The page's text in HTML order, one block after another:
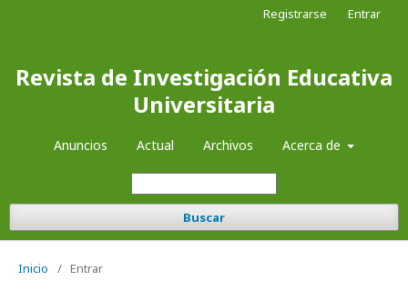
Revista de Investigación Educativa
Universitaria
Anuncios Actual Archivos Acerca de
Buscar
Registrarse Entrar
Inicio / Entrar